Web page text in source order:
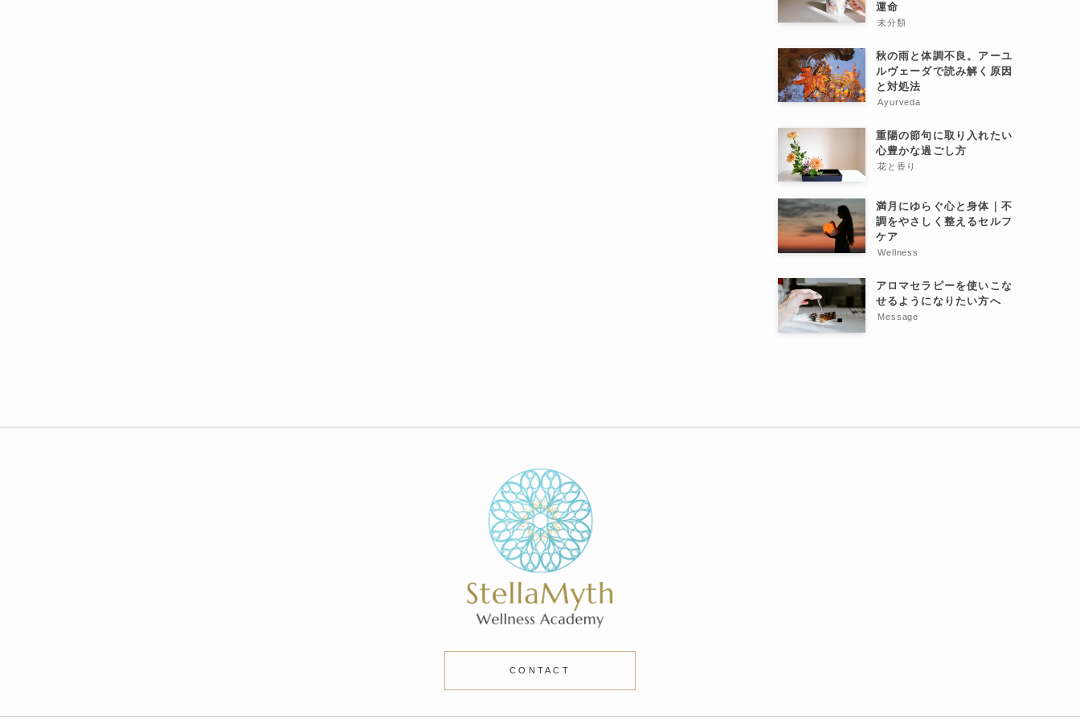
運命
未分類
秋の雨と体調不良。アーユ
ルヴェーダで読み解く原因
と対処法
Ayurveda
重陽の節句に取り入れたい
心豊かな過ごし方
花と香り
満月にゆらぐ心と身体｜不
調をやさしく整えるセルフ
ケア
Wellness
アロマセラピーを使いこな
せるようになりたい方へ
Message
CONTACT